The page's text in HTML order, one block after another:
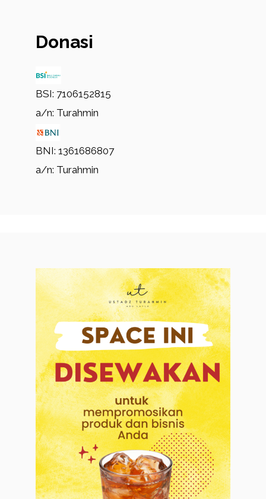
Donasi
BSI: 7106152815
a/n: Turahmin
BNI: 1361686807
a/n: Turahmin